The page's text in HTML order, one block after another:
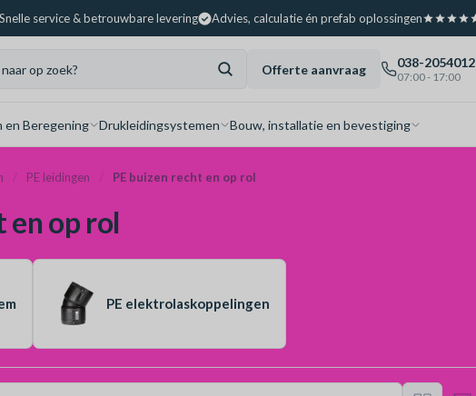
service & betrouwbare levering Advies, calculatie én prefab oplossingen
Offerte aanvraag 038-2054012
07:00 - 17:00
en Beregening Drukleidingsystemen Bouw, installatie en bevestiging
PE leidingen PE buizen recht en op rol
en op rol
PE elektrolaskoppelingen